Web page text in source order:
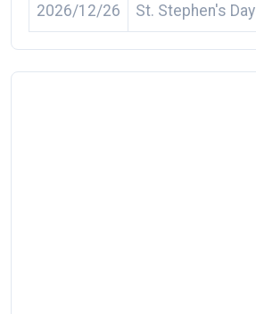
2026/12/26 St. Stephen's Day